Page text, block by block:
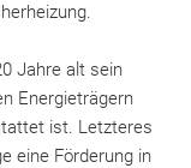
Jahre alt sein
Energieträgern
ist. Letzteres
eine Förderung in